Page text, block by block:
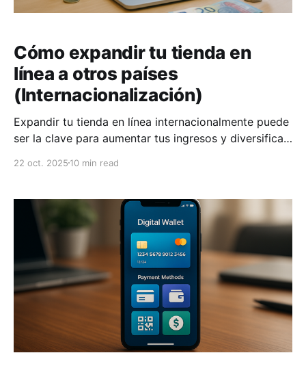
Cómo expandir tu tienda en
línea a otros países
(Internacionalización)
Expandir tu tienda en línea internacionalmente puede
ser la clave para aumentar tus ingresos y diversificar
potencial, ajustar tu tienda a las necesidades locales
los pasos esenciales: 1. Investiga mercados
potenciales: Analiza la demanda, competencia y
22 oct. 2025 10 min read